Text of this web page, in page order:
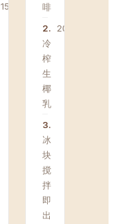
150ml
啡
2.
200ml
冷
榨
生
椰
乳
3.
冰
块
搅
拌
即
出